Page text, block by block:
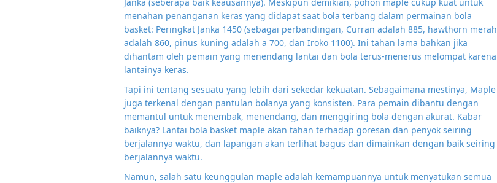
menahan penanganan keras yang didapat saat bola terbang dalam permainan bola
basket: Peringkat Janka 1450 (sebagai perbandingan, Curran adalah 885, hawthorn merah
adalah 860, pinus kuning adalah a 700, dan Iroko 1100). Ini tahan lama bahkan jika
dihantam oleh pemain yang menendang lantai dan bola terus-menerus melompat karena
lantainya keras.
Tapi ini tentang sesuatu yang lebih dari sekedar kekuatan. Sebagaimana mestinya, Maple
juga terkenal dengan pantulan bolanya yang konsisten. Para pemain dibantu dengan
memantul untuk menembak, menendang, dan menggiring bola dengan akurat. Kabar
baiknya? Lantai bola basket maple akan tahan terhadap goresan dan penyok seiring
berjalannya waktu, dan lapangan akan terlihat bagus dan dimainkan dengan baik seiring
berjalannya waktu.
Namun, salah satu keunggulan maple adalah kemampuannya untuk menyatukan semua